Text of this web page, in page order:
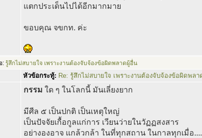
แตกประเด็นไปได้อีกมากมาย
ขอบคุณ จขกท. ค่ะ
: รู้สึกไม่สบายใจ เพราะงานต้องจับจ้องข้อผิดพลาดผู้อื่น
หัวข้อกระทู้: Re: รู้สึกไม่สบายใจ เพราะงานต้องจับจ้องข้อผิดพล
กรรม ใด ๆ ในโลกนี้ มันเลี่ยงยาก
มีศีล ๕ เป็นปกติ เป็นเหตุใหญ่
เป็นปัจจัยเกื้อกูลแก่การ เวียนว่ายในวัฏฏสงสาร
อย่างองอาจ แกล้วกล้า ในที่ทุกสถาน ในกาลทุกเมื่อ....